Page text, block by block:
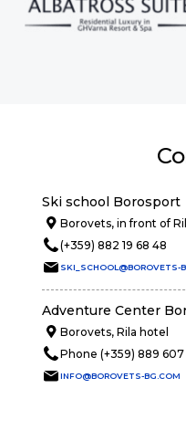
Ski school Borosport
Borovets, in front of
(+359) 882 19 68 48
SKI_SCHOOL@BOROVETS-
Adventure Center
Borovets, Rila hotel
Phone (+359) 889
INFO@BOROVETS-BG.COM